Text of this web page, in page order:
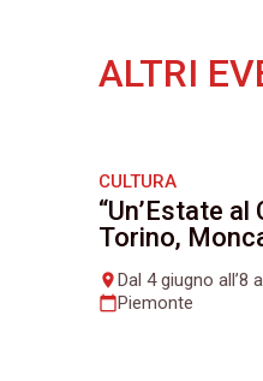
ALTRI
CULTURA
“Un’Estate
Torino,
placeDal 4 giugno all’8
calendar_todayPiemonte